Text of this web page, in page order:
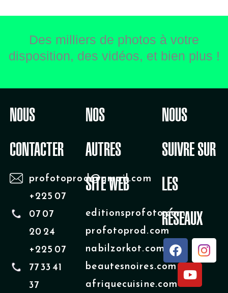
Des milliers de photos à votre
disposition, des vidéos, et bien plus !
NOUS
CONTACTER
profotoprod@gmail.com
+225 07
07 07
20 24
+225 07
77 33 41
37
NOS
AUTRES
SITE WEB
editionsprofoto.com
profotoprod.com
nabilzorkot.com
beautesnoires.com
afriquecuisine.com
NOUS
SUIVRE SUR
LES
RÉSEAUX
F
a
c
e
Y
u
t